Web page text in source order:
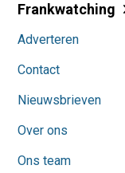
Frankwatching
Adverteren
Contact
Nieuwsbrieven
Over ons
Ons team